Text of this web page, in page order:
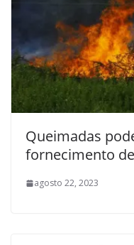
Queimadas
fornecimento
agosto 22, 2023